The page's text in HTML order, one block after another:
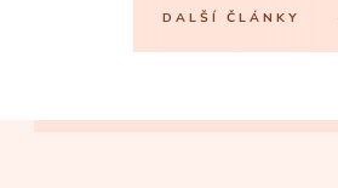
DALŠÍ ČLÁNKY